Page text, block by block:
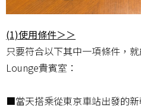
(1)使用條件＞＞
只要符合以下其中一項條件，
Lounge貴賓室：
■當天搭乘從東京車站出發的